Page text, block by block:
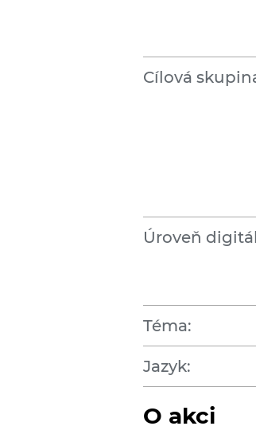
Cílová
Úroveň
Téma:
Jazyk:
O akci